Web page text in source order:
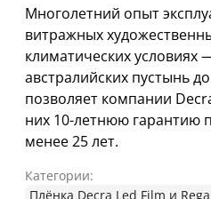
Многолетний опыт
витражных
климатических условиях
австралийских пустынь
позволяет компании
них 10-летнюю гарантию
менее 25 лет.
Категории:
Плёнка Decra Led Film и